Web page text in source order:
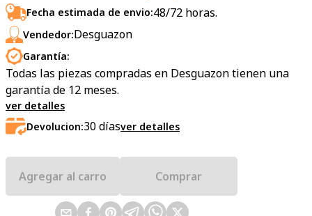
Fecha estimada de envio:48/72 horas.
Vendedor:Desguazon
Garantía:
Todas las piezas compradas en Desguazon tienen una
garantía de 12 meses.
ver detalles
Devolucion:30díasver detalles
Agregar al carro Comprar